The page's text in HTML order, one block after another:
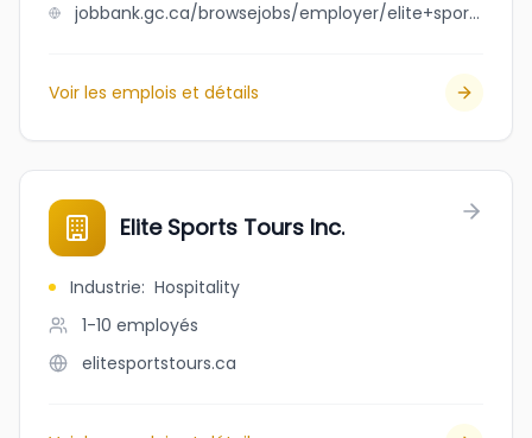
jobbank.gc.ca/browsejobs/employer/elite+sports+physio+and+massage/ca
Voir les emplois et détails
Elite Sports Tours Inc.
Industrie: Hospitality
1-10 employés
elitesportstours.ca